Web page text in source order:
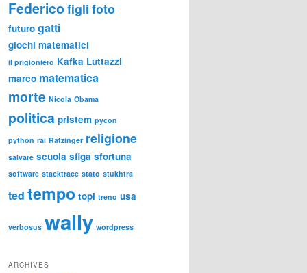
Federico figli foto
futuro gatti
giochi matematici
il prigioniero Kafka Luttazzi
marco matematica
morte Nicola Obama
politica pristem pycon
python rai Ratzinger religione
salvare scuola sfiga sfortuna
software stacktrace stato stukhtra
ted tempo topi treno usa
verbosus wally wordpress
ARCHIVES